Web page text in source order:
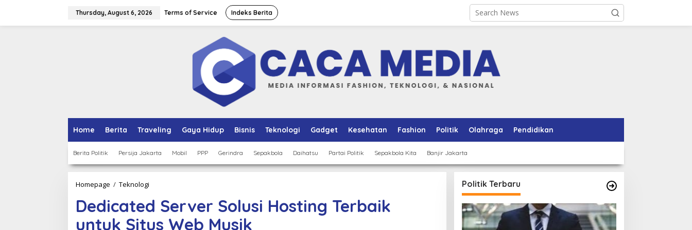
Thursday, August 6, 2026 Terms of Service Indeks Berita
Home Berita Traveling Gaya Hidup Bisnis Teknologi Gadget Kesehatan Fashion Politik Olahraga Pendidikan
Berita Politik Persija Jakarta Mobil PPP Gerindra Sepakbola Daihatsu Partai Politik Sepakbola Kita Banjir Jakarta
Homepage / Teknologi
Solusi
Hosting
Terbaik
Dedicated Server Solusi Hosting Terbaik
untuk Situs Web Musik
Politik Terbaru